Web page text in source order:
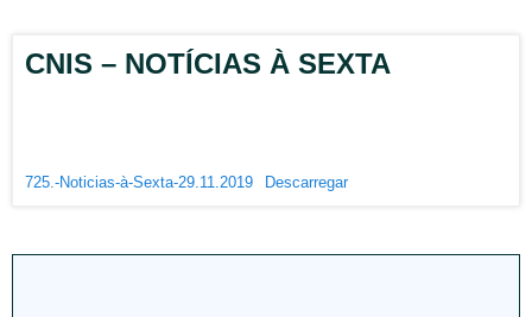
CNIS – NOTÍCIAS À SEXTA
725.-Noticias-à-Sexta-29.11.2019 Descarregar